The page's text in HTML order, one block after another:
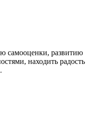
самооценки, развитию
находить радость